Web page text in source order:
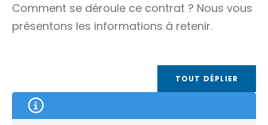
Comment se déroule ce contrat ? Nous vous
présentons les informations à retenir.
TOUT DÉPLIER